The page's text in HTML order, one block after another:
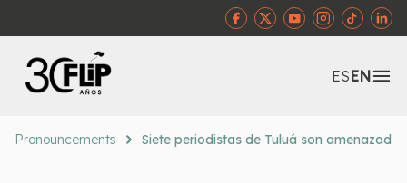
ESEN
Pronouncements Siete periodistas de Tuluá son